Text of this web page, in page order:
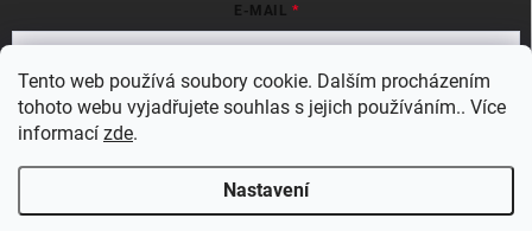
Tento web používá soubory cookie. Dalším procházením
tohoto webu vyjadřujete souhlas s jejich používáním.. Více
informací zde.
Nastavení
E-MAIL
Vložením e-mailu souhlasíte s
Přihlásit se